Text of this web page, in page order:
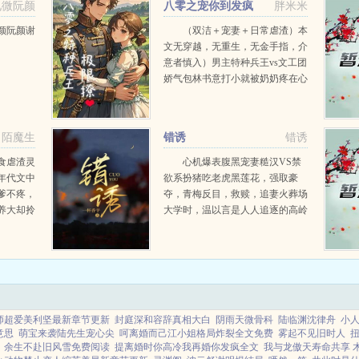
阮颜
阮颜谢
胖米米
八零之宠你到发疯
（双洁＋宠妻＋日常虐渣）本
文无穿越，无重生，无金手指，介
意者慎入）男主特种兵王vs文工团
娇气包林书意打小就被奶奶疼在心
得到了特种兵王的称号。有一...
陌魔生
虐渣灵
代文中
不疼，
大却拎
这下总
错诱
错诱
心机爆表腹黑宠妻糙汉VS禁
欲系扮猪吃老虎黑莲花，强取豪
夺，青梅反目，救赎，追妻火葬场
大学时，温以言是人人追逐的高岭
他，引他，却在他上钩的同时自己
超爱美利坚最新章节更新 封庭深和容辞真相大白 阴雨天微骨科 陆临渊沈律舟 小
思 萌宝来袭陆先生宠心尖 呵离婚而己江小姐格局炸裂全文免费 雾起不见旧时人
余生不赴旧风雪免费阅读 提离婚时你高冷我再婚你发疯全文 我与龙傲天寿命共享